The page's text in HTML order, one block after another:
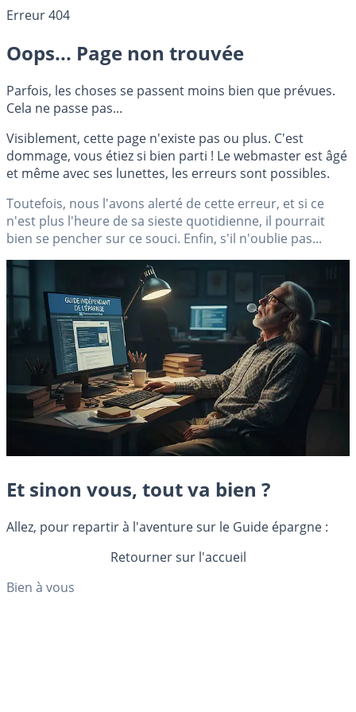
Erreur 404
Oops... Page non trouvée
Parfois, les choses se passent moins bien que prévues.
Cela ne passe pas...
Visiblement, cette page n'existe pas ou plus. C'est
dommage, vous étiez si bien parti ! Le webmaster est âgé
et même avec ses lunettes, les erreurs sont possibles.
Toutefois, nous l'avons alerté de cette erreur, et si ce
n'est plus l'heure de sa sieste quotidienne, il pourrait
bien se pencher sur ce souci. Enfin, s'il n'oublie pas...
Et sinon vous, tout va bien ?
Allez, pour repartir à l'aventure sur le Guide épargne :
Retourner sur l'accueil
Bien à vous